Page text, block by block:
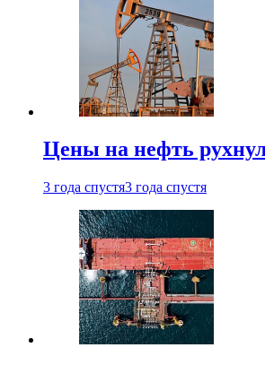
Цены на нефть
3 года спустя3 года спустя